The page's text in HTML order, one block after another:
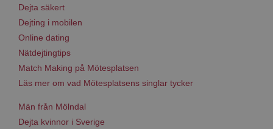
Dejta säkert
Dejting i mobilen
Online dating
Nätdejtingtips
Match Making på Mötesplatsen
Läs mer om vad Mötesplatsens singlar tycker
Män från Mölndal
Dejta kvinnor i Sverige